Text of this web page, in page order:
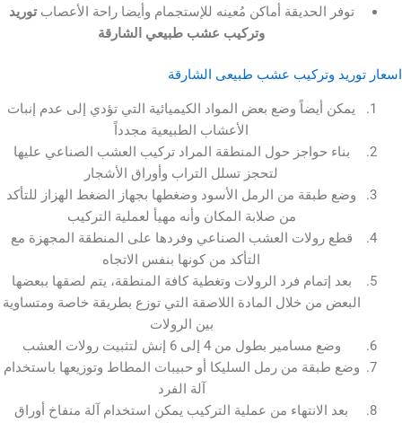
الحديقة أماكن مُعينه للإستجمام وأيضا راحة الأعصاب توريد
وتركيب عشب طبيعي الشارقة
وتركيب عشب طبيعى الشارقة
أيضاً وضع بعض المواد الكيميائية التي تؤدي إلى عدم إنبات
الأعشاب الطبيعية مجدداً
بناء حواجز حول المنطقة المراد تركيب العشب الصناعي عليها
لتحجز تسلل التراب وأوراق الأشجار
طبقة من الرمل الأسود وضغطها بجهاز الضغط الهزاز للتأكد
من صلابة المكان وأنه مهيأ لعملية التركيب
قطع رولات العشب الصناعي وفردها على المنطقة المجهزة مع
التأكد من كونها بنفس الاتجاه
بعد إتمام فرد الرولات وتغطية كافة المنطقة، يتم لصقها ببعضها
من خلال المادة اللاصقة التي توزع بطريقة خاصة ومتساوية
بين الرولات
وضع مسامير بطول من 4 إلى 6 إنش لتثبيت رولات العشب
طبقة من رمل السليكا أو حبيبات المطاط وتوزيعها باستخدام
بعد الانتهاء من عملية التركيب يمكن استخدام آلة منفاخ أوراق